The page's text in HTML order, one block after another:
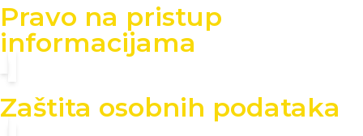
Pravo na pristup
informacijama
Zaštita osobnih podataka